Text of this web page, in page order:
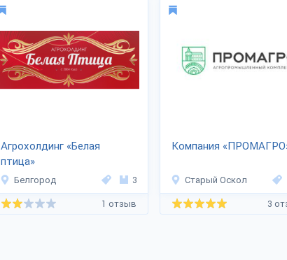
Агрохолдинг «Белая
птица»
Белгород 3
1 отзыв
Компания
Старый Оскол
3